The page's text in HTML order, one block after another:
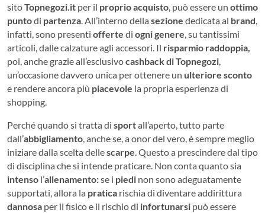
sitoTopnegozi.it per il proprioacquisto, può essere un ottimo
puntodi partenza. All’interno della sezione dedicata al brand,
infatti, sono presenti offerte di ogni genere, su tantissimi
articoli, dalle calzature agli accessori. Il risparmio raddoppia,
poi, anche grazie all’esclusivocashback di Topnegozi,
un’occasione davvero unica per ottenere un ulteriore sconto
e rendere ancora più piacevole la propria esperienza di
shopping.
Perché quando si tratta di sportall’aperto, tutto parte
dall’abbigliamento, anche se, a onor del vero, è sempre meglio
iniziare dalla scelta dellescarpe. Questo a prescindere dal tipo
di disciplina che si intende praticare. Non conta quanto sia
intenso l’allenamento:se i piedi non sono adeguatamente
supportati, allora la pratica rischia di diventare addirittura
dannosa per il fisico e il rischio di infortunarsi può essere